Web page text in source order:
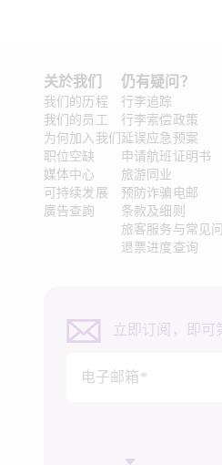
关於我们
我们的历程
我们的员工
为何加入我们
职位空缺
媒体中心
可持续发展
廣告查詢
仍有疑问？
行李追踪
行李索偿政策
延误应急预案
申请航班证明书
旅游同业
预防诈骗电邮
条款及细则
旅客服务与常见
退票进度查询
立即订阅，即可
电子邮箱*